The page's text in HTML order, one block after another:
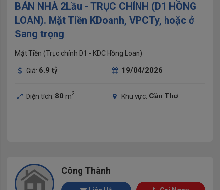
BÁN NHÀ 2Lầu - TRỤC CHÍNH (D1 HỒNG
LOAN). Mặt Tiền KDoanh, VPCTy, hoặc ở
Sang trọng
Mặt Tiền (Trục chính D1 - KDC Hồng Loan)
Giá: 6.9 tỷ 19/04/2026
Diện tích: 80 m2 Khu vực: Cần Thơ
Công Thành